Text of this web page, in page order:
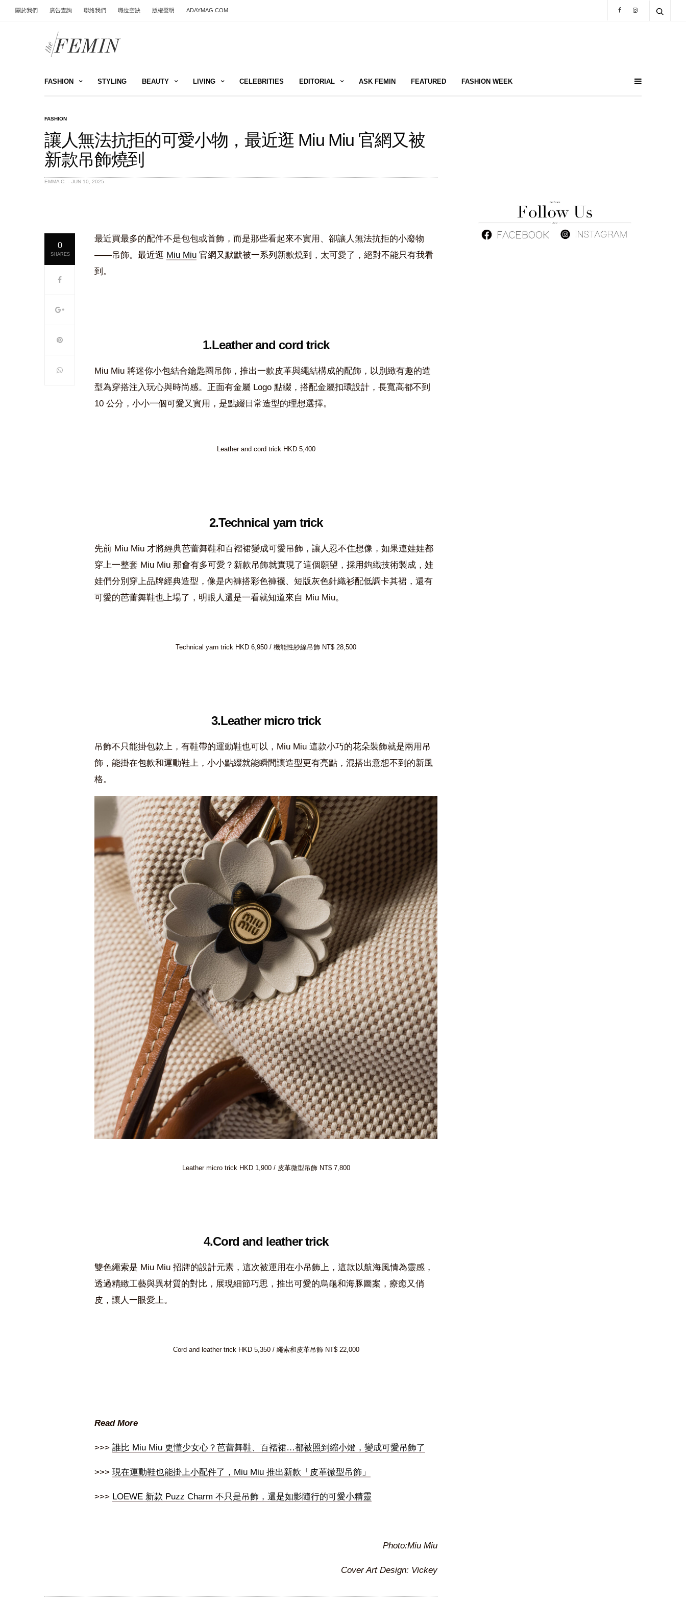
關於我們 廣告查詢 聯絡我們 職位空缺 版權聲明 ADAYMAG.COM
FASHION STYLING BEAUTY LIVING CELEBRITIES EDITORIAL ASK FEMIN FEATURED FASHION WEEK
FASHION
讓人無法抗拒的可愛小物，最近逛 Miu Miu 官網又被
新款吊飾燒到
EMMA C. JUN 10, 2025
0
SHARES
最近買最多的配件不是包包或首飾，而是那些看起來不實用、卻讓人無法抗拒的小廢物
——吊飾。最近逛 Miu Miu 官網又默默被一系列新款燒到，太可愛了，絕對不能只有我看
到。
1.Leather and cord trick
Miu Miu 將迷你小包結合鑰匙圈吊飾，推出一款皮革與繩結構成的配飾，以別緻有趣的造
型為穿搭注入玩心與時尚感。正面有金屬 Logo 點綴，搭配金屬扣環設計，長寬高都不到
10 公分，小小一個可愛又實用，是點綴日常造型的理想選擇。
Leather and cord trick HKD 5,400
2.Technical yarn trick
先前 Miu Miu 才將經典芭蕾舞鞋和百褶裙變成可愛吊飾，讓人忍不住想像，如果連娃娃都
穿上一整套 Miu Miu 那會有多可愛？新款吊飾就實現了這個願望，採用鉤織技術製成，娃
娃們分別穿上品牌經典造型，像是內褲搭彩色褲襪、短版灰色針織衫配低調卡其裙，還有
可愛的芭蕾舞鞋也上場了，明眼人還是一看就知道來自 Miu Miu。
Technical yarn trick HKD 6,950 / 機能性紗線吊飾 NT$ 28,500
3.Leather micro trick
吊飾不只能掛包款上，有鞋帶的運動鞋也可以，Miu Miu 這款小巧的花朵裝飾就是兩用吊
飾，能掛在包款和運動鞋上，小小點綴就能瞬間讓造型更有亮點，混搭出意想不到的新風
格。
Leather micro trick HKD 1,900 / 皮革微型吊飾 NT$ 7,800
4.Cord and leather trick
雙色繩索是 Miu Miu 招牌的設計元素，這次被運用在小吊飾上，這款以航海風情為靈感，
透過精緻工藝與異材質的對比，展現細節巧思，推出可愛的烏龜和海豚圖案，療癒又俏
皮，讓人一眼愛上。
Cord and leather trick HKD 5,350 / 繩索和皮革吊飾 NT$ 22,000
Read More
>>> 誰比 Miu Miu 更懂少女心？芭蕾舞鞋、百褶裙…都被照到縮小燈，變成可愛吊飾了
>>> 現在運動鞋也能掛上小配件了，Miu Miu 推出新款「皮革微型吊飾」
>>> LOEWE 新款 Puzz Charm 不只是吊飾，還是如影隨行的可愛小精靈
Photo:Miu Miu
Cover Art Design: Vickey